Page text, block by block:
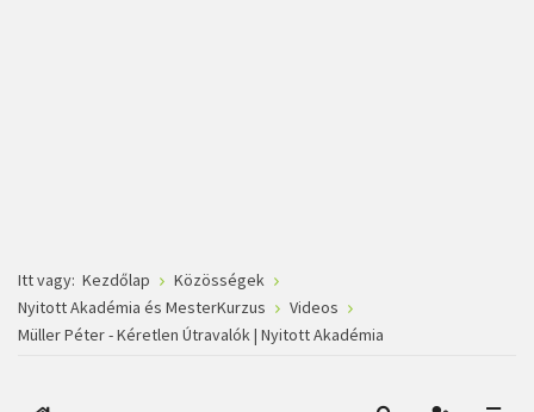
Itt vagy: Kezdőlap
Közösségek
Nyitott Akadémia és MesterKurzus
Videos
Müller Péter - Kéretlen Útravalók | Nyitott Akadémia